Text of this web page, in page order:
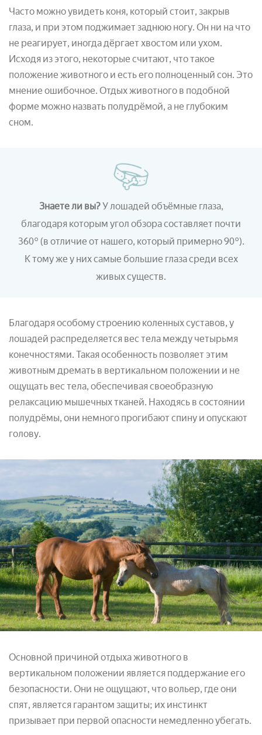
Часто можно увидеть коня, который стоит, закрыв
глаза, и при этом поджимает заднюю ногу. Он ни на что
не реагирует, иногда дёргает хвостом или ухом.
Исходя из этого, некоторые считают, что такое
положение животного и есть его полноценный сон. Это
мнение ошибочное. Отдых животного в подобной
форме можно назвать полудрёмой, а не глубоким
сном.
Знаете ли вы?У лошадей объёмные глаза,
благодаря которым угол обзора составляет почти
360° (в отличие от нашего, который примерно 90°).
К тому же у них самые большие глаза среди всех
живых существ.
Благодаря особому строению коленных суставов, у
лошадей распределяется вес тела между четырьмя
конечностями. Такая особенность позволяет этим
животным дремать в вертикальном положении и не
ощущать вес тела, обеспечивая своеобразную
релаксацию мышечных тканей. Находясь в состоянии
полудрёмы, они немного прогибают спину и опускают
голову.
Основной причиной отдыха животного в
вертикальном положении является поддержание его
безопасности. Они не ощущают, что вольер, где они
спят, является гарантом защиты; их инстинкт
призывает при первой опасности немедленно убегать.